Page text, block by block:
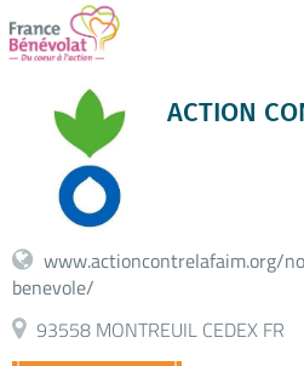
ACTION
www.actioncontrelafaim.org/
benevole/
93558 MONTREUIL CEDEX FR